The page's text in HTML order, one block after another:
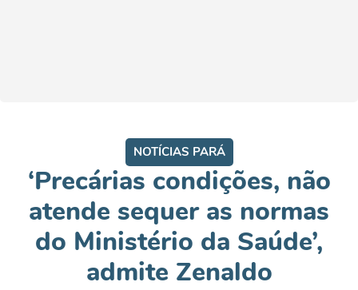
NOTÍCIAS PARÁ
‘Precárias condições, não
atende sequer as normas
do Ministério da Saúde’,
admite Zenaldo